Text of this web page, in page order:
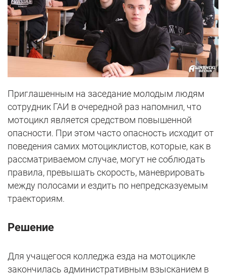
Приглашенным на заседание молодым людям
сотрудник ГАИ в очередной раз напомнил, что
мотоцикл является средством повышенной
опасности. При этом часто опасность исходит от
поведения самих мотоциклистов, которые, как в
рассматриваемом случае, могут не соблюдать
правила, превышать скорость, маневрировать
между полосами и ездить по непредсказуемым
траекториям.
Решение
Для учащегося колледжа езда на мотоцикле
закончилась административным взысканием в